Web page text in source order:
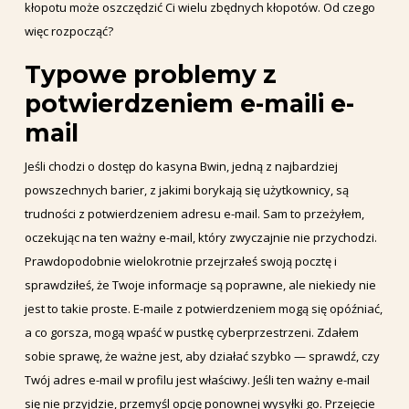
kłopotu może oszczędzić Ci wielu zbędnych kłopotów. Od czego
więc rozpocząć?
Typowe problemy z
potwierdzeniem e-maili e-
mail
Jeśli chodzi o dostęp do kasyna Bwin, jedną z najbardziej
powszechnych barier, z jakimi borykają się użytkownicy, są
trudności z potwierdzeniem adresu e-mail. Sam to przeżyłem,
oczekując na ten ważny e-mail, który zwyczajnie nie przychodzi.
Prawdopodobnie wielokrotnie przejrzałeś swoją pocztę i
sprawdziłeś, że Twoje informacje są poprawne, ale niekiedy nie
jest to takie proste. E-maile z potwierdzeniem mogą się opóźniać,
a co gorsza, mogą wpaść w pustkę cyberprzestrzeni. Zdałem
sobie sprawę, że ważne jest, aby działać szybko — sprawdź, czy
Twój adres e-mail w profilu jest właściwy. Jeśli ten ważny e-mail
się nie przyjdzie, przemyśl opcję ponownej wysyłki go. Przejęcie